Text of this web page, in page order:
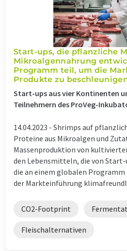
Start-ups, die pflanzliche
Mikroalgennahrung
Programm teil, um die
Produkte zu
Start-ups aus vier Kontinenten
Teilnehmern des ProVeg-
14.04.2023 - Shrimps auf
Proteine aus Mikroalgen und
Massenproduktion von
den Lebensmitteln, die von
die an einem globalen Programm
der Markteinführung
CO2-Footprint
Fleischalternativen